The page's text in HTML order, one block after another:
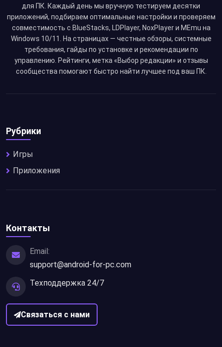
для ПК. Каждый день мы вручную тестируем десятки
приложений, подбираем оптимальные настройки и проверяем
совместимость с BlueStacks, LDPlayer, NoxPlayer и MEmu на
Windows 10/11. На страницах — честные обзоры, системные
требования, гайды по установке и рекомендации по
управлению. Рейтинги, метка «Выбор редакции» и отзывы
сообщества помогают быстро найти лучшее под ваш ПК.
Рубрики
Игры
Приложения
Контакты
Email:
support@android-for-pc.com
Техподдержка 24/7
Связаться с нами